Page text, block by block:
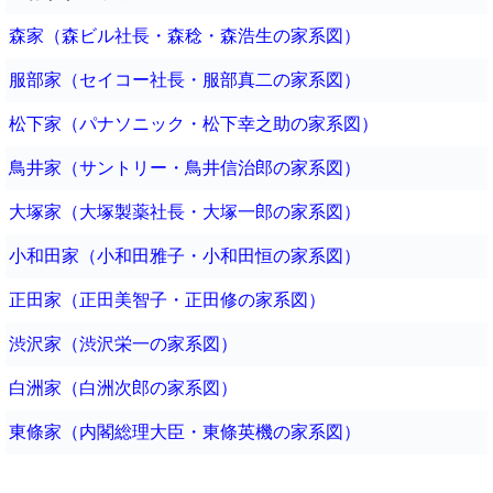
森家（森ビル社長・森稔・森浩生の家系図）
服部家（セイコー社長・服部真二の家系図）
松下家（パナソニック・松下幸之助の家系図）
鳥井家（サントリー・鳥井信治郎の家系図）
大塚家（大塚製薬社長・大塚一郎の家系図）
小和田家（小和田雅子・小和田恒の家系図）
正田家（正田美智子・正田修の家系図）
渋沢家（渋沢栄一の家系図）
白洲家（白洲次郎の家系図）
東條家（内閣総理大臣・東條英機の家系図）